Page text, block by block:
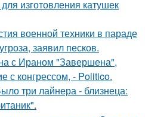
изготовления катушек
военной техники в параде
заявил песков.
с Ираном "Завершена",
с конгрессом, - Politico.
три лайнера - близнеца: